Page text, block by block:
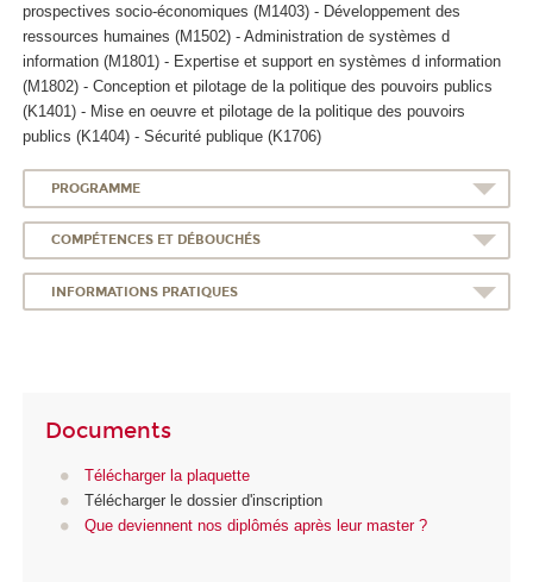
prospectives socio-économiques (M1403) - Développement des
ressources humaines (M1502) - Administration de systèmes d
information (M1801) - Expertise et support en systèmes d information
(M1802) - Conception et pilotage de la politique des pouvoirs publics
(K1401) - Mise en oeuvre et pilotage de la politique des pouvoirs
publics (K1404) - Sécurité publique (K1706)
PROGRAMME
COMPÉTENCES ET DÉBOUCHÉS
INFORMATIONS PRATIQUES
Documents
Télécharger la plaquette
Télécharger le dossier d'inscription
Que deviennent nos diplômés après leur master ?